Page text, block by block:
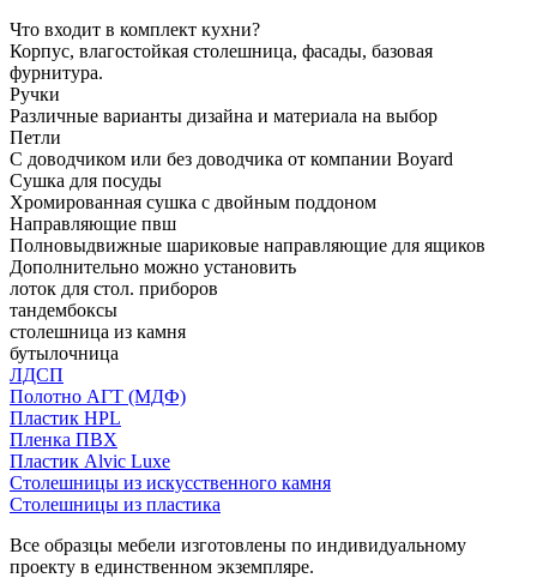
Что входит в комплект кухни?
Корпус, влагостойкая столешница, фасады, базовая
фурнитура.
Ручки
Различные варианты дизайна и материала на выбор
Петли
С доводчиком или без доводчика от компании Boyard
Сушка для посуды
Хромированная сушка с двойным поддоном
Направляющие пвш
Полновыдвижные шариковые направляющие для ящиков
Дополнительно можно установить
лоток для стол. приборов
тандембоксы
столешница из камня
бутылочница
ЛДСП
Полотно АГТ (МДФ)
Пластик HPL
Пленка ПВХ
Пластик Alvic Luxe
Столешницы из искусственного камня
Столешницы из пластика
Все образцы мебели изготовлены по индивидуальному
проекту в единственном экземпляре.